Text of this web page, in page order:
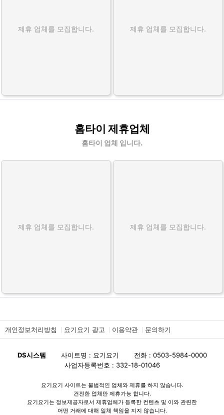
제휴 업체를 모집합니다. 제휴 업체를 모집합니다.
홈타이 제휴업체
홈타이 업체 입니다.
제휴 업체를 모집합니다. 제휴 업체를 모집합니다.
개인정보처리방침 요기요기 광고 이용약관 문의하기
DS시스템 사이트명 : 요기요기
전화 : 0503-5984-0000
사업자등록번호 : 332-18-01046
요기요기 사이트는 불법적인 업체와 제휴를 하지 않습니다.
건전한 업체만 제휴가능 합니다.
요기요기는 정보제공자로서 제휴업체가 등록한 컨텐츠 및 이와 관련한
어떤 거래에 대해 일체 책임을 지지 않습니다.